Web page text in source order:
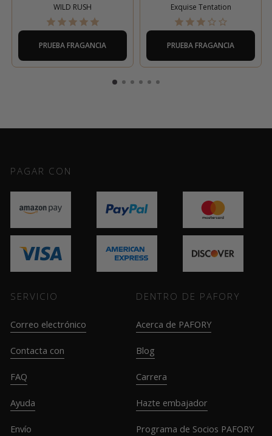
WILD RUSH
PRUEBA FRAGANCIA
Exquise Tentation
PRUEBA FRAGANCIA
PAGAR CON
SERVICIO
Correo electrónico
Contacta con
FAQ
Ayuda
Envío
DENTRO DE PAFORY
Acerca de PAFORY
Blog
Carrera
Hazte embajador
Programa de Socios PAFORY